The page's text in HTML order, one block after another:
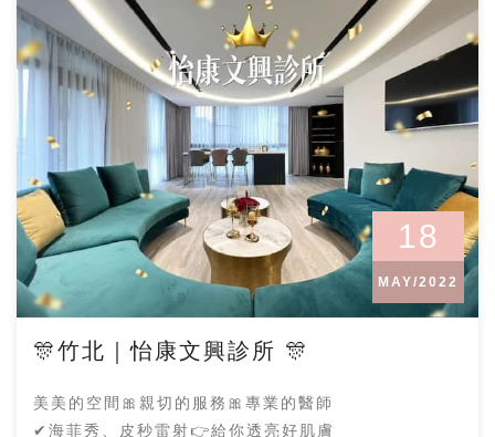
18
MAY/2022
🎊竹北｜怡康文興診所 🎊
美美的空間🎀親切的服務🎀專業的醫師
✔海菲秀、皮秒雷射👉給你透亮好肌膚